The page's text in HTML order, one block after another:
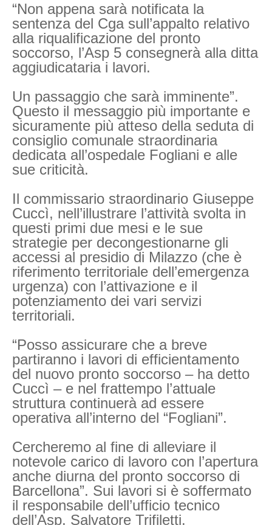
“Non appena sarà notificata la
sentenza del Cga sull’appalto relativo
alla riqualificazione del pronto
soccorso, l’Asp 5 consegnerà alla ditta
aggiudicataria i lavori.
Un passaggio che sarà imminente”.
Questo il messaggio più importante e
sicuramente più atteso della seduta di
consiglio comunale straordinaria
dedicata all’ospedale Fogliani e alle
sue criticità.
Il commissario straordinario Giuseppe
Cuccì, nell’illustrare l’attività svolta in
questi primi due mesi e le sue
strategie per decongestionarne gli
accessi al presidio di Milazzo (che è
riferimento territoriale dell’emergenza
urgenza) con l’attivazione e il
potenziamento dei vari servizi
territoriali.
“Posso assicurare che a breve
partiranno i lavori di efficientamento
del nuovo pronto soccorso – ha detto
Cuccì – e nel frattempo l’attuale
struttura continuerà ad essere
operativa all’interno del “Fogliani”.
Cercheremo al fine di alleviare il
notevole carico di lavoro con l’apertura
anche diurna del pronto soccorso di
Barcellona”. Sui lavori si è soffermato
il responsabile dell’ufficio tecnico
dell’Asp, Salvatore Trifiletti.